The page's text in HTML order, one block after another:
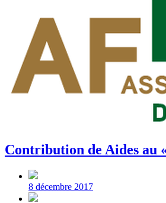
Contribution de Aides au
Post
date
8 décembre 2017